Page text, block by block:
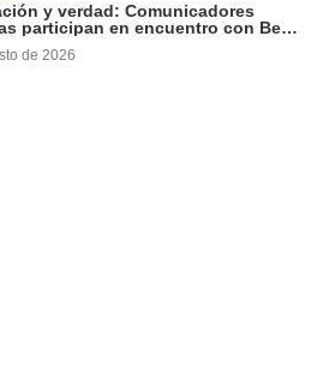
y verdad: Comunicadores
participan en encuentro con Ben
de 2026